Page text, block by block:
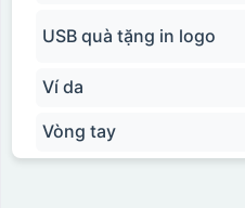
USB quà tặng in logo
Ví da
Vòng tay